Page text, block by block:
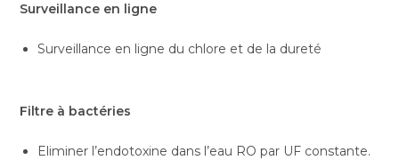
Surveillance en ligne
Surveillance en ligne du chlore et de la dureté
Filtre à bactéries
Eliminer l’endotoxine dans l’eau RO par UF constante.